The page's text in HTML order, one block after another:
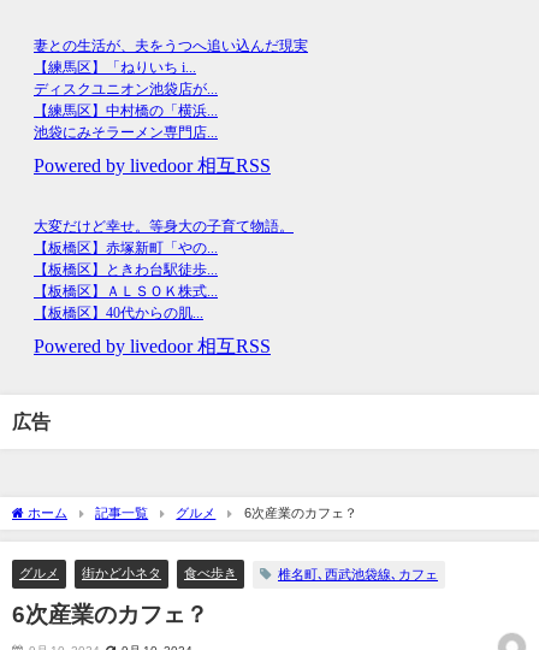
広告
ホーム 記事一覧 グルメ 6次産業のカフェ？
グルメ 街かど小ネタ 食べ歩き 椎名町､西武池袋線､カフェ
6次産業のカフェ？